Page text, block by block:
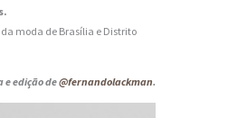
moda de Brasília e Distrito
edição de@fernandolackman.